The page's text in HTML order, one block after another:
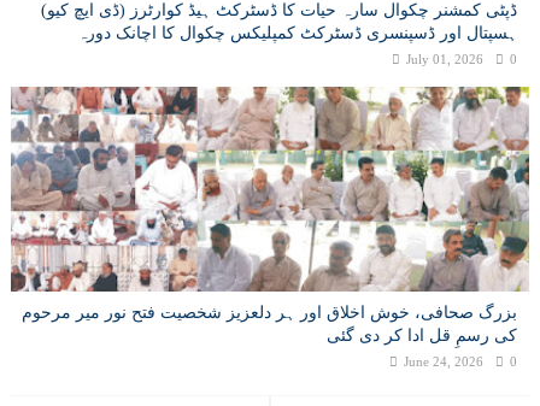
ڈپٹی کمشنر چکوال سارہ حیات کا ڈسٹرکٹ ہیڈ کوارٹرز (ڈی ایچ کیو)
ہسپتال اور ڈسپنسری ڈسٹرکٹ کمپلیکس چکوال کا اچانک دورہ
July 01, 2026 0
بزرگ صحافی، خوش اخلاق اور ہر دلعزیز شخصیت فتح نور میر مرحوم
کی رسمِ قل ادا کر دی گئی
June 24, 2026 0